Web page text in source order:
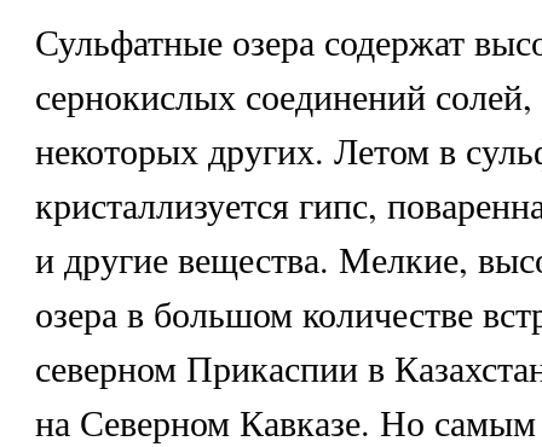
Сульфатные озера содержат
сернокислых соединений
некоторых других. Летом в
кристаллизуется гипс,
и другие вещества. Мелкие,
озера в большом количестве
северном Прикаспии в
на Северном Кавказе. Но